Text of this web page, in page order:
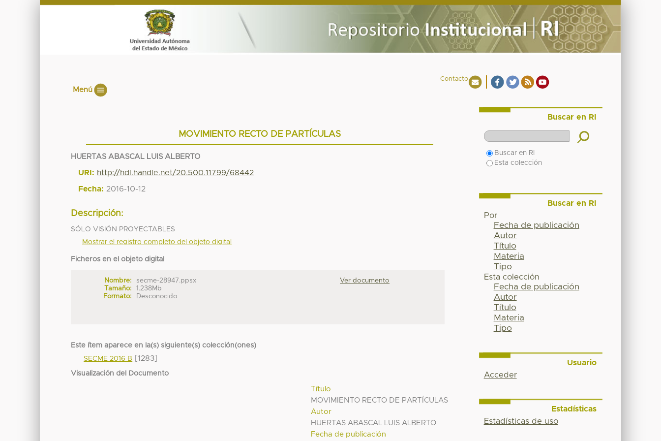
Contacto
Menú
MOVIMIENTO RECTO DE PARTÍCULAS
HUERTAS ABASCAL LUIS ALBERTO
URI: http://hdl.handle.net/20.500.11799/68442
Fecha: 2016-10-12
Descripción:
SÓLO VISIÓN PROYECTABLES
Mostrar el registro completo del objeto digital
Ficheros en el objeto digital
Nombre:
secme-28947.ppsx
Tamaño:
1.238Mb
Formato:
Desconocido
Ver documento
Este ítem aparece en la(s) siguiente(s) colección(ones)
SECME 2016 B
[1283]
Visualización del Documento
Título
MOVIMIENTO RECTO DE PARTÍCULAS
Autor
HUERTAS ABASCAL LUIS ALBERTO
Fecha de publicación
Buscar en RI
Buscar en RI
Esta colección
Buscar en RI
Por
Fecha de publicación
Autor
Título
Materia
Tipo
Esta colección
Fecha de publicación
Autor
Título
Materia
Tipo
Usuario
Acceder
Estadísticas
Estadísticas de uso